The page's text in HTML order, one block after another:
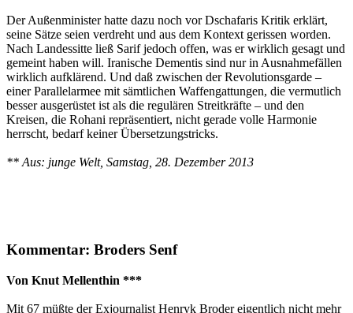
Der Außenminister hatte dazu noch vor Dschafaris Kritik erklärt,
seine Sätze seien verdreht und aus dem Kontext gerissen worden.
Nach Landessitte ließ Sarif jedoch offen, was er wirklich gesagt und
gemeint haben will. Iranische Dementis sind nur in Ausnahmefällen
wirklich aufklärend. Und daß zwischen der Revolutionsgarde –
einer Parallelarmee mit sämtlichen Waffengattungen, die vermutlich
besser ausgerüstet ist als die regulären Streitkräfte – und den
Kreisen, die Rohani repräsentiert, nicht gerade volle Harmonie
herrscht, bedarf keiner Übersetzungstricks.
** Aus: junge Welt, Samstag, 28. Dezember 2013
Kommentar: Broders Senf
Von Knut Mellenthin ***
Mit 67 müßte der Exjournalist Henryk Broder eigentlich nicht mehr